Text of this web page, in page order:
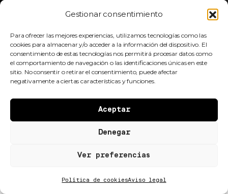
Gestionar consentimiento
Para ofrecer las mejores experiencias, utilizamos tecnologías como las
cookies para almacenar y/o acceder a la información del dispositivo. El
consentimiento de estas tecnologías nos permitirá procesar datos como
el comportamiento de navegación o las identificaciones únicas en este
sitio. No consentir o retirar el consentimiento, puede afectar
negativamente a ciertas características y funciones.
Aceptar
Denegar
Ver preferencias
Política de cookiesAviso legal
Torre
PASEO DE ROSALES, 48
COLLADO MEDIANO, 28450 MADRID |672 185 197–918 558 558
info.alpino@boxarthotel.com
CIF: B86469236
RESERVAR